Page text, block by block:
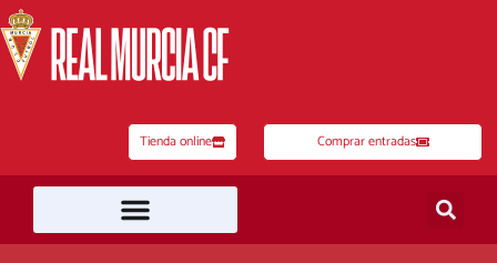
al
contenido
Tienda online Comprar entradas